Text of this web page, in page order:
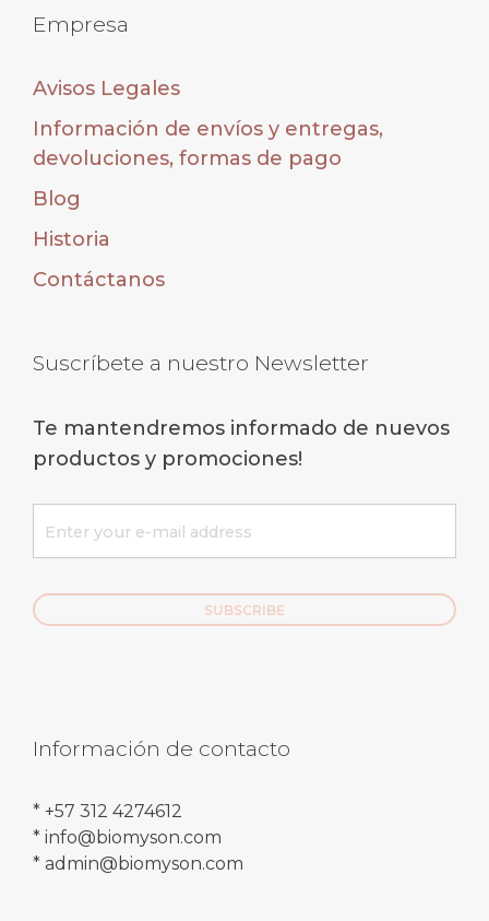
Empresa
Avisos Legales
Información de envíos y entregas,
devoluciones, formas de pago
Blog
Historia
Contáctanos
Suscríbete a nuestro Newsletter
Te mantendremos informado de nuevos
productos y promociones!
Información de contacto
* +57 312 4274612
* info@biomyson.com
* admin@biomyson.com